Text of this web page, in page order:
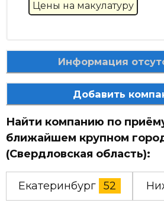
Цены на макулатуру
Информация
Добавить
Найти компанию по
ближайшем крупном
(Свердловская область):
Екатеринбург 52